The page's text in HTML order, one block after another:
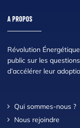
A PROPOS
Révolution
public sur les
d’accélérer leur
Qui sommes-nous ?
Nous rejoindre